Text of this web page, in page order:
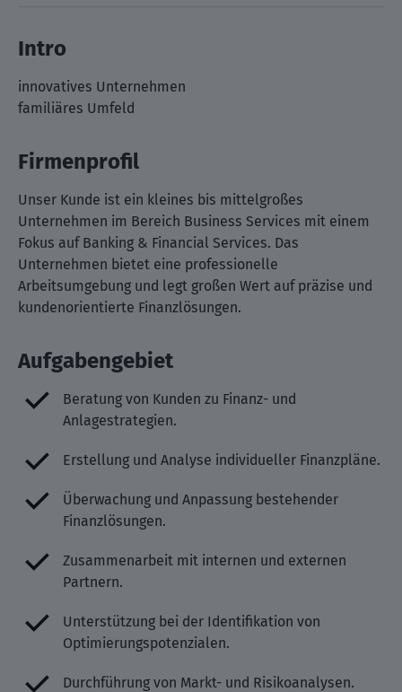
Intro
innovatives Unternehmen
familiäres Umfeld
Firmenprofil
Unser Kunde ist ein kleines bis mittelgroßes
Unternehmen im Bereich Business Services mit einem
Fokus auf Banking & Financial Services. Das
Unternehmen bietet eine professionelle
Arbeitsumgebung und legt großen Wert auf präzise und
kundenorientierte Finanzlösungen.
Aufgabengebiet
Beratung von Kunden zu Finanz- und
Anlagestrategien.
Erstellung und Analyse individueller Finanzpläne.
Überwachung und Anpassung bestehender
Finanzlösungen.
Zusammenarbeit mit internen und externen
Partnern.
Unterstützung bei der Identifikation von
Optimierungspotenzialen.
Durchführung von Markt- und Risikoanalysen.